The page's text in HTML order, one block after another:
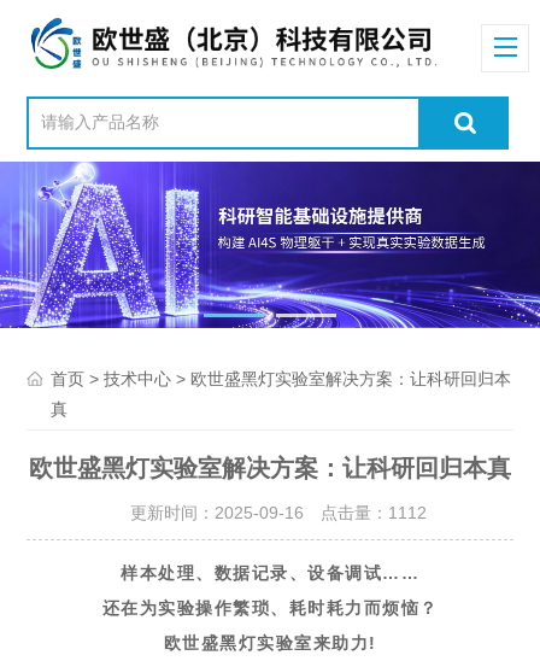
首页 >技术中心 > 欧世盛黑灯实验室解决方案：让科研回归本
真
欧世盛黑灯实验室解决方案：让科研回归本真
更新时间：2025-09-16 点击量： 1112
样本处理、数据记录、设备调试……
还在为实验操作繁琐、耗时耗力而烦恼？
欧世盛黑灯实验室来助力!